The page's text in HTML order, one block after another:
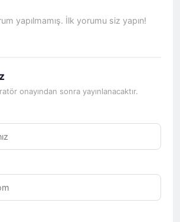
yapılmamış. İlk yorumu siz yapın!
onayından sonra yayınlanacaktır.